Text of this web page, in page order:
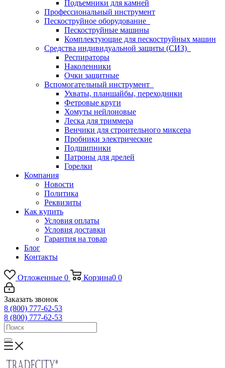
Подъемники для камней
Профессиональный инструмент
Пескоструйное оборудование
Пескоструйные машины
Комплектующие для пескоструйных машин
Средства индивидуальной защиты (СИЗ)
Респираторы
Наколенники
Очки защитные
Вспомогательный инструмент
Ухваты, планшайбы, переходники
Фетровые круги
Хомуты нейлоновые
Леска для триммера
Венчики для строительного миксера
Пробники электрические
Подшипники
Патроны для дрелей
Горелки
Компания
Новости
Политика
Реквизиты
Как купить
Условия оплаты
Условия доставки
Гарантия на товар
Блог
Контакты
Отложенные 0 Корзина0 0
Заказать звонок
8 (800) 777-62-53
8 (800) 777-62-53